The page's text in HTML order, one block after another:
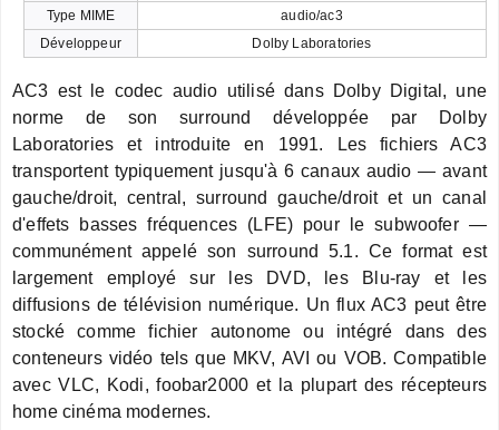
Type MIME
audio/ac3
Développeur
Dolby Laboratories
AC3 est le codec audio utilisé dans Dolby Digital, une
norme de son surround développée par Dolby
Laboratories et introduite en 1991. Les fichiers AC3
transportent typiquement jusqu'à 6 canaux audio — avant
gauche/droit, central, surround gauche/droit et un canal
d'effets basses fréquences (LFE) pour le subwoofer —
communément appelé son surround 5.1. Ce format est
largement employé sur les DVD, les Blu-ray et les
diffusions de télévision numérique. Un flux AC3 peut être
stocké comme fichier autonome ou intégré dans des
conteneurs vidéo tels que MKV, AVI ou VOB. Compatible
avec VLC, Kodi, foobar2000 et la plupart des récepteurs
home cinéma modernes.